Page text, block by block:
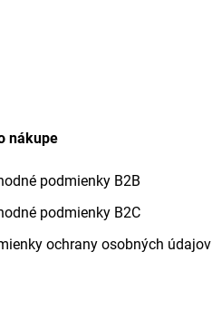
nákupe
podmienky B2B
podmienky B2C
ochrany osobných údajov